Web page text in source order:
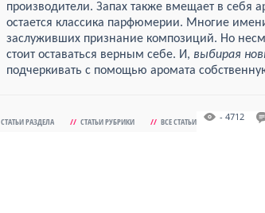
производители. Запах также вмещает в себя
остается классика парфюмерии. Многие
заслуживших признание композиций. Но
стоит оставаться верным себе. И, выбирая
подчеркивать с помощью аромата
СТАТЬИ РАЗДЕЛА // СТАТЬИ РУБРИКИ // ВСЕ СТАТЬИ - 4712